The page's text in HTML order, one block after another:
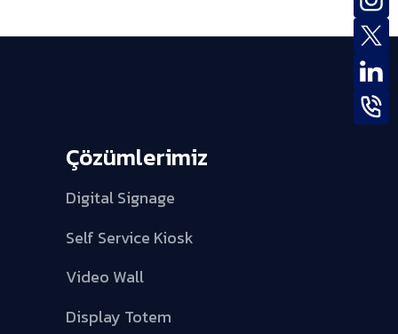
Çözümlerimiz
Digital Signage
Self Service Kiosk
Video Wall
Display Totem